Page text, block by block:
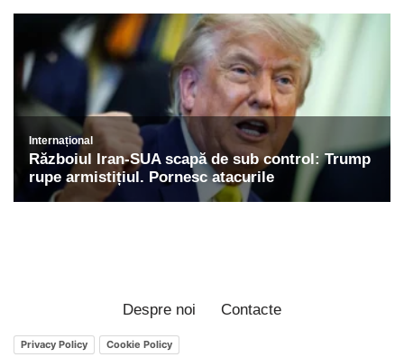
Despre noi Contacte
Privacy Policy Cookie Policy